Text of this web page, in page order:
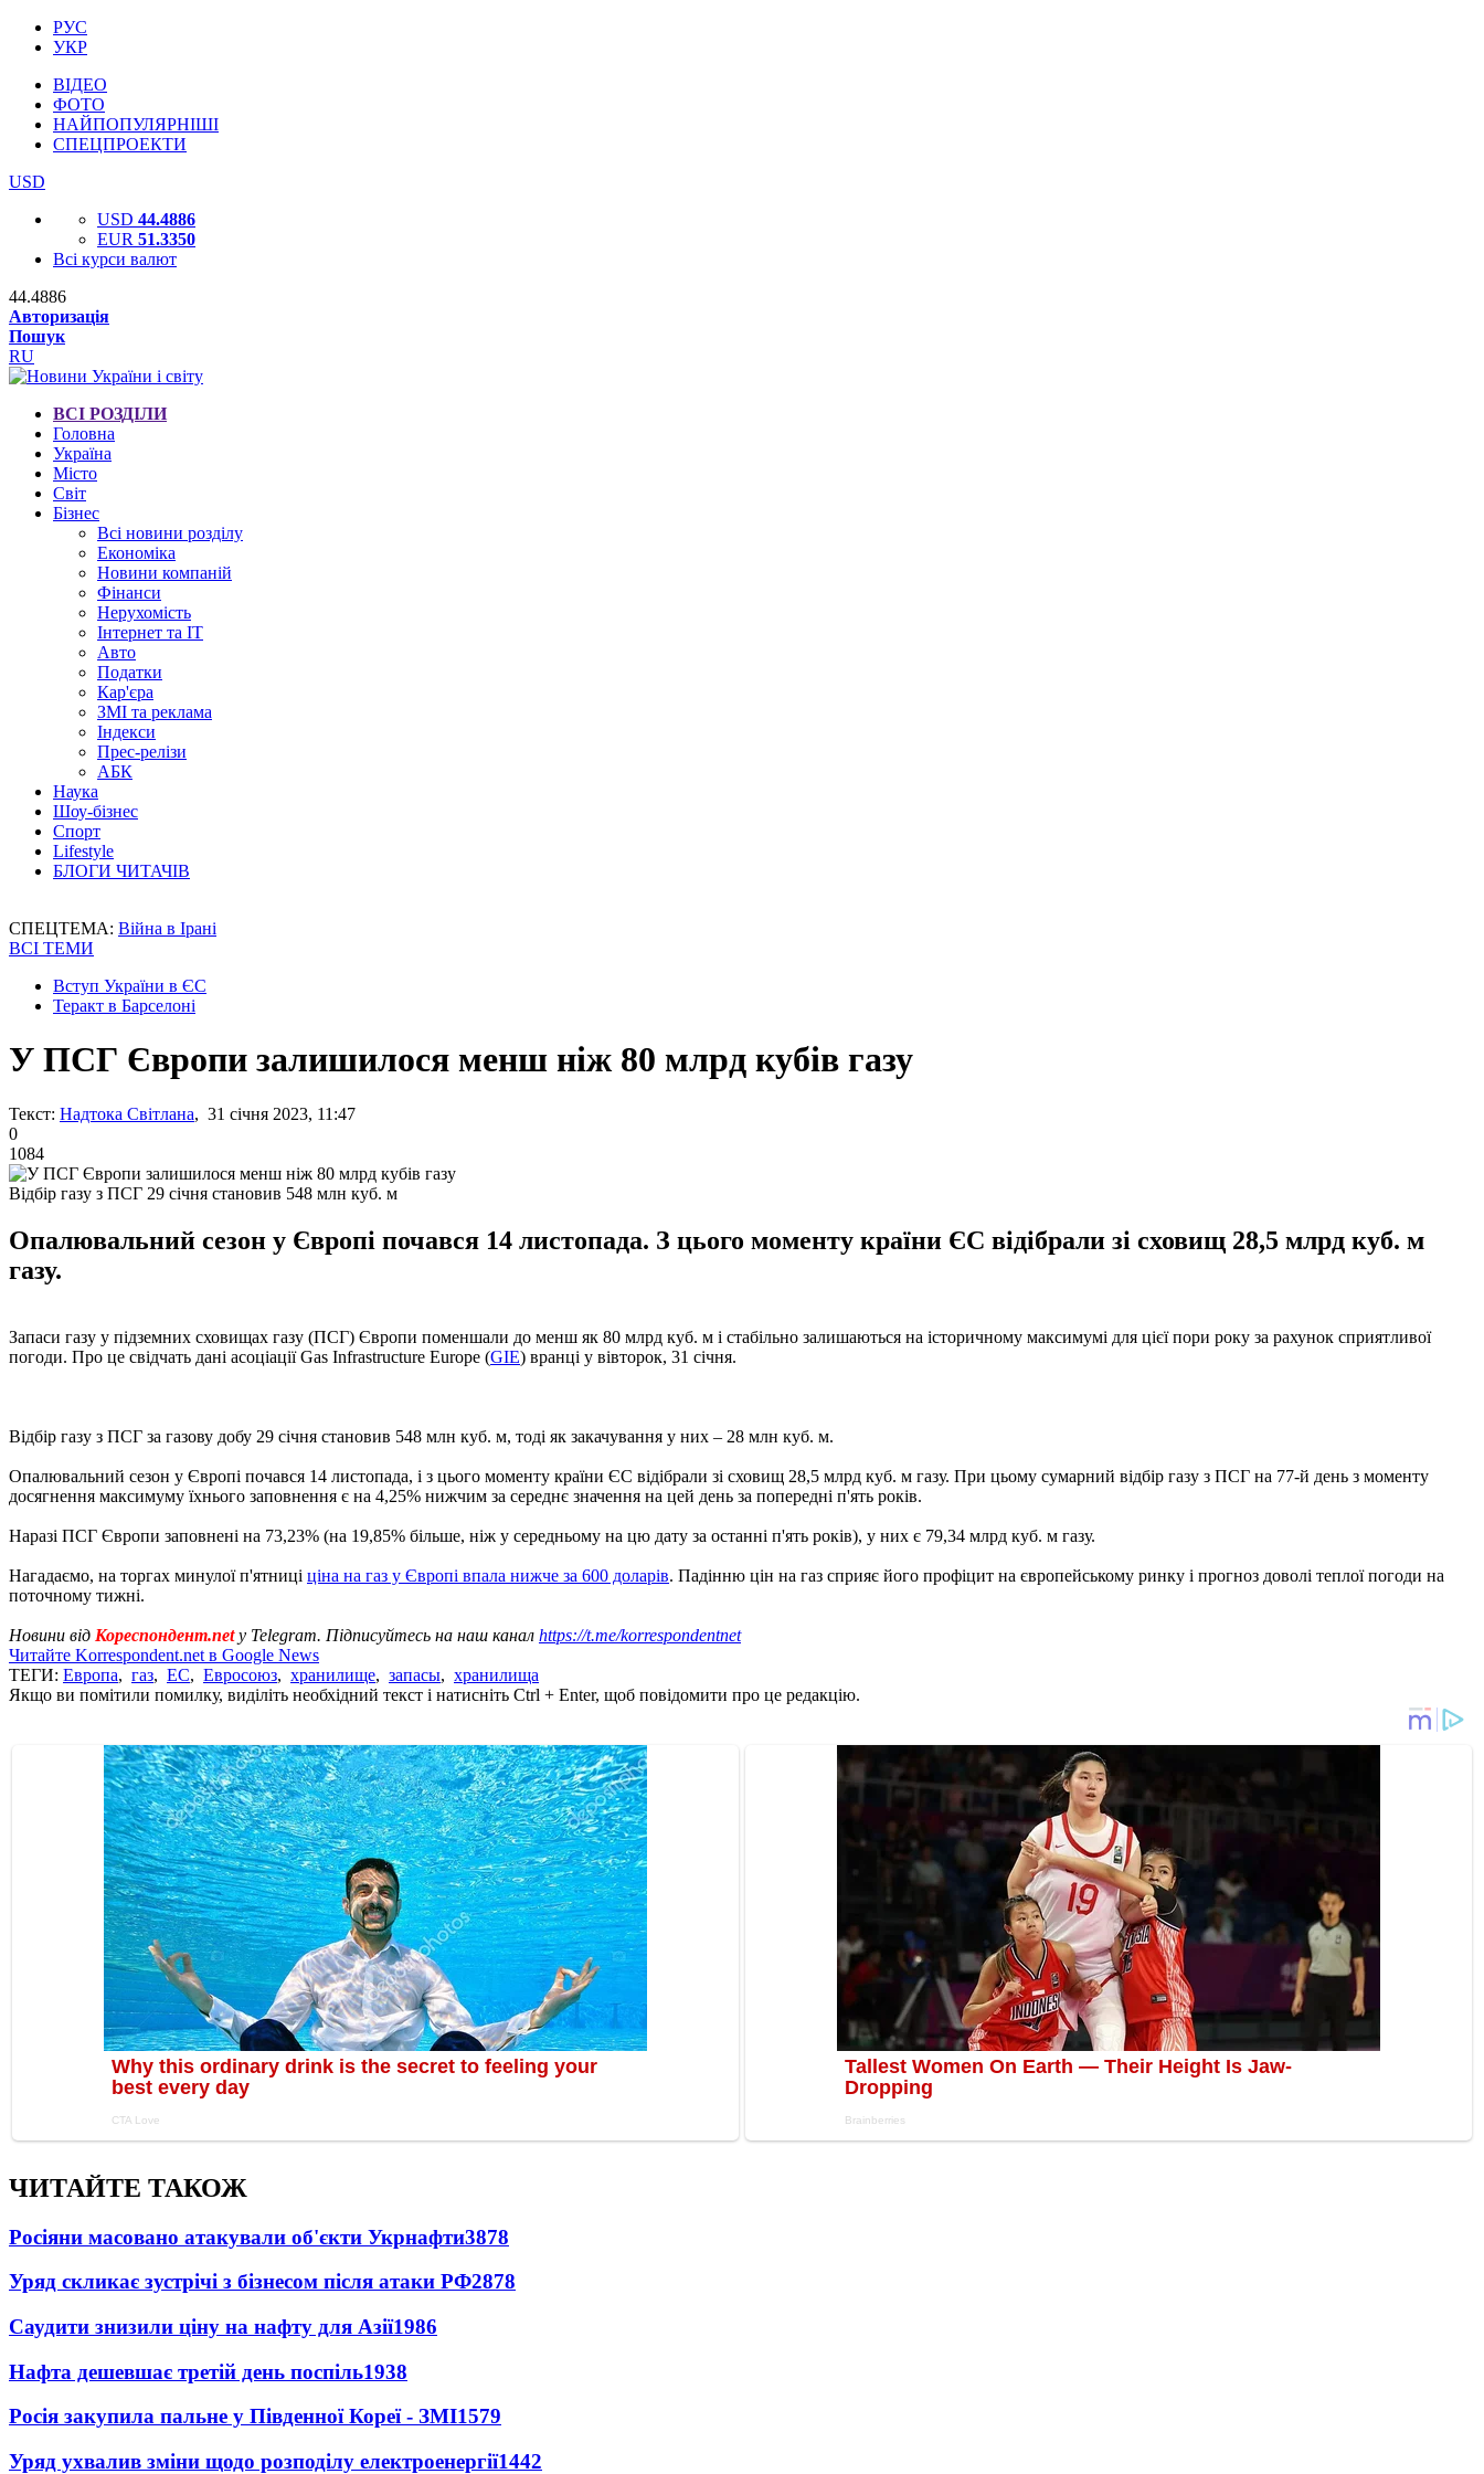
РУС
УКР
ВІДЕО
ФОТО
НАЙПОПУЛЯРНІШІ
СПЕЦПРОЕКТИ
USD
USD 44.4886
EUR 51.3350
Всі курси валют
44.4886
Авторизація
Пошук
RU
ВСІ РОЗДІЛИ
Головна
Україна
Місто
Світ
Бізнес
Всі новини розділу
Економіка
Новини компаній
Фінанси
Нерухомість
Інтернет та IT
Авто
Податки
Кар'єра
ЗМІ та реклама
Індекси
Прес-релізи
АБК
Наука
Шоу-бізнес
Спорт
Lifestyle
БЛОГИ ЧИТАЧІВ
СПЕЦТЕМА: Війна в Ірані
ВСІ ТЕМИ
Вступ України в ЄС
Теракт в Барселоні
У ПСГ Європи залишилося менш ніж 80 млрд кубів газу
Текст: Надтока Світлана, 31 січня 2023, 11:47
0
1084
Відбір газу з ПСГ 29 січня становив 548 млн куб. м
Опалювальний сезон у Європі почався 14 листопада. З цього моменту країни ЄС відібрали зі сховищ 28,5 млрд куб. м
газу.
Запаси газу у підземних сховищах газу (ПСГ) Європи поменшали до менш як 80 млрд куб. м і стабільно залишаються на історичному максимумі для цієї пори року за рахунок сприятливої
погоди. Про це свідчать дані асоціації Gas Infrastructure Europe (GIE) вранці у вівторок, 31 січня.
Відбір газу з ПСГ за газову добу 29 січня становив 548 млн куб. м, тоді як закачування у них – 28 млн куб. м.
Опалювальний сезон у Європі почався 14 листопада, і з цього моменту країни ЄС відібрали зі сховищ 28,5 млрд куб. м газу. При цьому сумарний відбір газу з ПСГ на 77-й день з моменту
досягнення максимуму їхнього заповнення є на 4,25% нижчим за середнє значення на цей день за попередні п'ять років.
Наразі ПСГ Європи заповнені на 73,23% (на 19,85% більше, ніж у середньому на цю дату за останні п'ять років), у них є 79,34 млрд куб. м газу.
Нагадаємо, на торгах минулої п'ятниці ціна на газ у Європі впала нижче за 600 доларів. Падінню цін на газ сприяє його профіцит на європейському ринку і прогноз доволі теплої погоди на
поточному тижні.
Новини від Кореспондент.netу Telegram. Підписуйтесь на наш канал https://t.me/korrespondentnet
Читайте Korrespondent.net в Google News
ТЕГИ: Европа, газ, ЕС, Евросоюз, хранилище, запасы, хранилища
Якщо ви помітили помилку, виділіть необхідний текст і натисніть Ctrl + Enter, щоб повідомити про це редакцію.
ЧИТАЙТЕ ТАКОЖ
Росіяни масовано атакували об'єкти Укрнафти3878
Уряд скликає зустрічі з бізнесом після атаки РФ2878
Саудити знизили ціну на нафту для Азії1986
Нафта дешевшає третій день поспіль1938
Росія закупила пальне у Південної Кореї - ЗМІ1579
Уряд ухвалив зміни щодо розподілу електроенергії1442